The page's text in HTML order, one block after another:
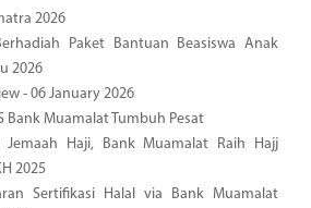
2026
Paket Bantuan Beasiswa Anak
2026
- 06 January 2026
Bank Muamalat Tumbuh Pesat
Jemaah Haji, Bank Muamalat Raih Hajj
2025
Sertifikasi Halal via Bank Muamalat